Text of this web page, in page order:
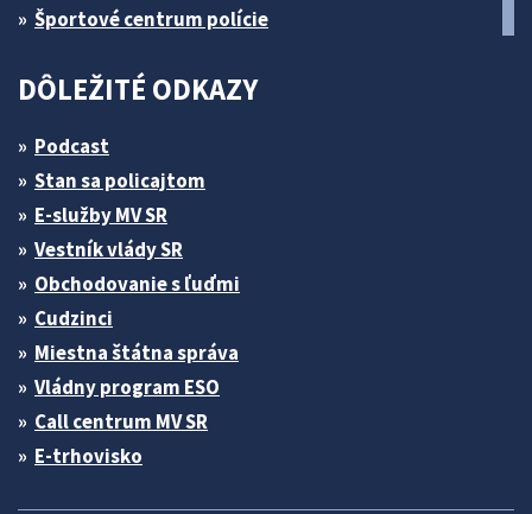
Športové centrum polície
DÔLEŽITÉ ODKAZY
Podcast
Stan sa policajtom
E-služby MV SR
Vestník vlády SR
Obchodovanie s ľuďmi
Cudzinci
Miestna štátna správa
Vládny program ESO
Call centrum MV SR
E-trhovisko